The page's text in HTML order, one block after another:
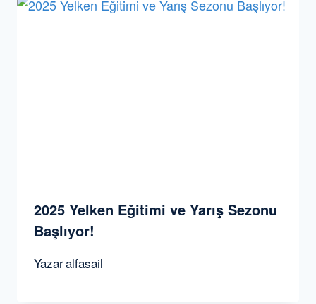
2025 Yelken Eğitimi ve Yarış Sezonu
Başlıyor!
Yazaralfasail